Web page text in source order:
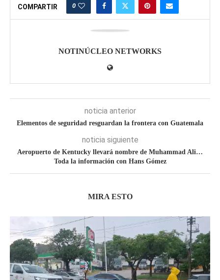
COMPARTIR 0
NOTINÚCLEO NETWORKS
noticia anterior
Elementos de seguridad resguardan la frontera con Guatemala
noticia siguiente
Aeropuerto de Kentucky llevará nombre de Muhammad Ali…
Toda la información con Hans Gómez
MIRA ESTO